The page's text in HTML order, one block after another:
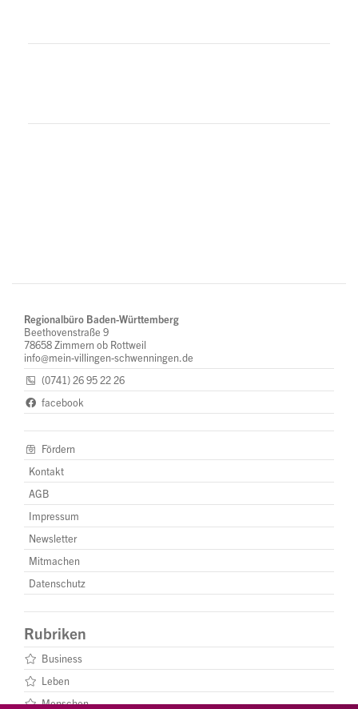
Regionalbüro Baden-Württemberg
Beethovenstraße 9
78658 Zimmern ob Rottweil
info@mein-villingen-schwenningen.de
(0741) 26 95 22 26
facebook
Fördern
Kontakt
AGB
Impressum
Newsletter
Mitmachen
Datenschutz
Rubriken
Business
Leben
Menschen